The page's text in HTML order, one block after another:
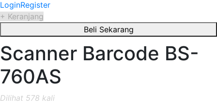
LoginRegister
+ Keranjang
Beli Sekarang
Scanner Barcode BS-
760AS
Dilihat 578 kali